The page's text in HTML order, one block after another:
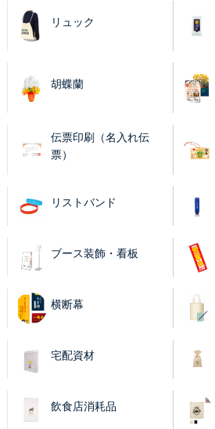
リュック
胡蝶蘭
伝票印刷（名入れ伝
票）
リストバンド
ブース装飾・看板
横断幕
宅配資材
飲食店消耗品